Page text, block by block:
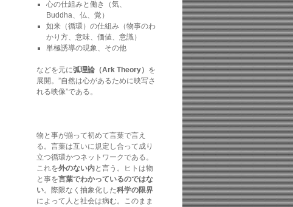
心の仕組みと働き（気、
Buddha、仏、覚）
如来（循環）の仕組み（物事のわ
かり方、意味、価値、意識）
単極誘導の現象、その他
などを元に弧理論（Ark Theory） を
展開。”自然は心があるために映写さ
れる映像”である。
物と事が揃って初めて言葉で言え
る。言葉は互いに規定し合って成り
立つ循環かつネットワークである。
これを外のない内と言う。ヒトは物
と事を言葉でわかっているのではな
い。際限なく抽象化した科学の限界
によって人と社会は病む。このまま